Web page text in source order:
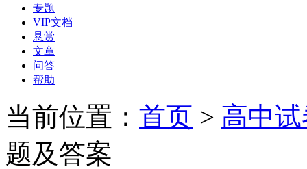
专题
VIP文档
悬赏
文章
问答
帮助
当前位置： 首页 > 高中
题及答案